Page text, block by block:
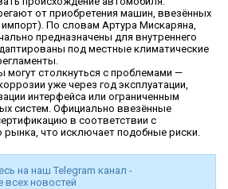
от приобретения машин, ввезённых
По словам Артура Мискаряна,
предназначены для внутреннего
под местные климатические
могут столкнуться с проблемами —
уже через год эксплуатации,
интерфейса или ограниченным
систем. Официально ввезённые
в соответствии с
рынка, что исключает подобные риски.
на наш Telegram канал -
всех новостей